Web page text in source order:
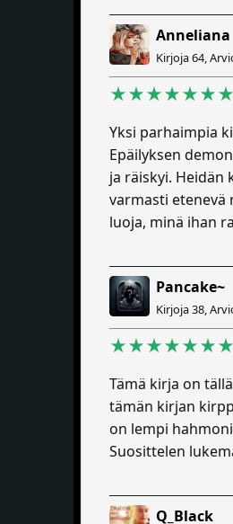
Anneliana
Kirjoja 64,
Yksi parhaimpia
Epäilyksen
ja räiskyi. Heidän
varmasti etenevä
luoja, minä ihan
Pancake~
Kirjoja 38,
Tämä kirja on
tämän kirjan
on lempi
Suosittelen
Q_Black